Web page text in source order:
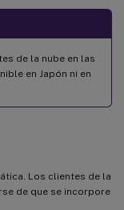
de la nube en las
en Japón ni en
Los clientes de la
de que se incorpore